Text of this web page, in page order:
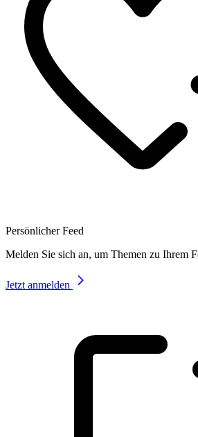
Persönlicher Feed
Melden Sie sich an, um Themen zu Ihrem
Jetzt anmelden